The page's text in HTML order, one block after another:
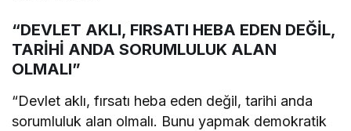
“DEVLET AKLI, FIRSATI HEBA EDEN DEĞİL,
TARİHİ ANDA SORUMLULUK ALAN
OLMALI”
“Devlet aklı, fırsatı heba eden değil, tarihi anda
sorumluluk alan olmalı. Bunu yapmak demokratik